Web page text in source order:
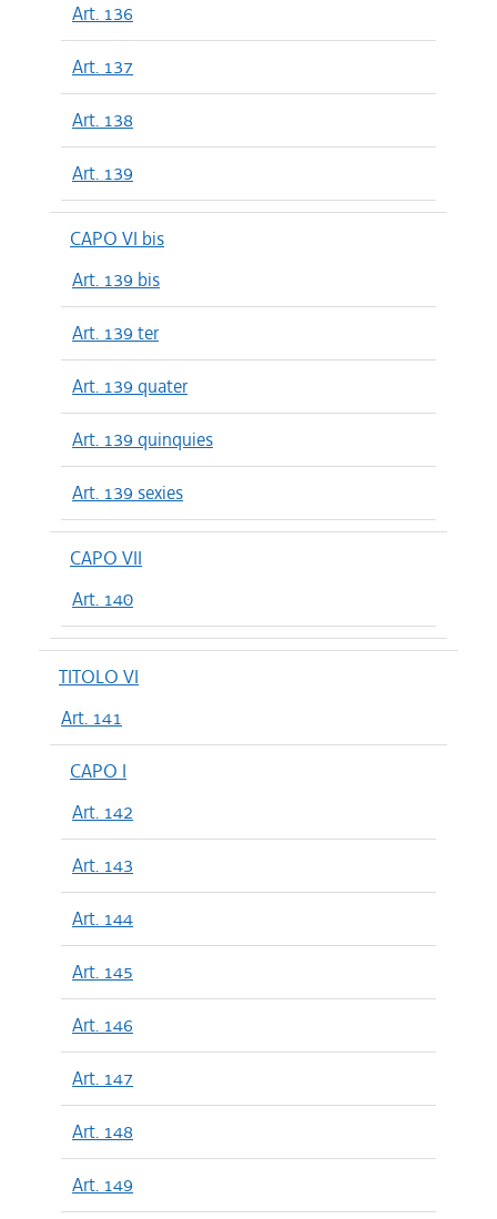
Art. 136
Art. 137
Art. 138
Art. 139
CAPO VI bis
Art. 139 bis
Art. 139 ter
Art. 139 quater
Art. 139 quinquies
Art. 139 sexies
CAPO VII
Art. 140
TITOLO VI
Art. 141
CAPO I
Art. 142
Art. 143
Art. 144
Art. 145
Art. 146
Art. 147
Art. 148
Art. 149